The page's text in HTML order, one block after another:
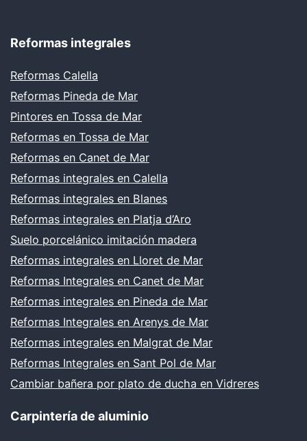
Reformas integrales
Reformas Calella
Reformas Pineda de Mar
Pintores en Tossa de Mar
Reformas en Tossa de Mar
Reformas en Canet de Mar
Reformas integrales en Calella
Reformas integrales en Blanes
Reformas integrales en Platja d’Aro
Suelo porcelánico imitación madera
Reformas integrales en Lloret de Mar
Reformas Integrales en Canet de Mar
Reformas integrales en Pineda de Mar
Reformas Integrales en Arenys de Mar
Reformas integrales en Malgrat de Mar
Reformas Integrales en Sant Pol de Mar
Cambiar bañera por plato de ducha en Vidreres
Carpintería de aluminio